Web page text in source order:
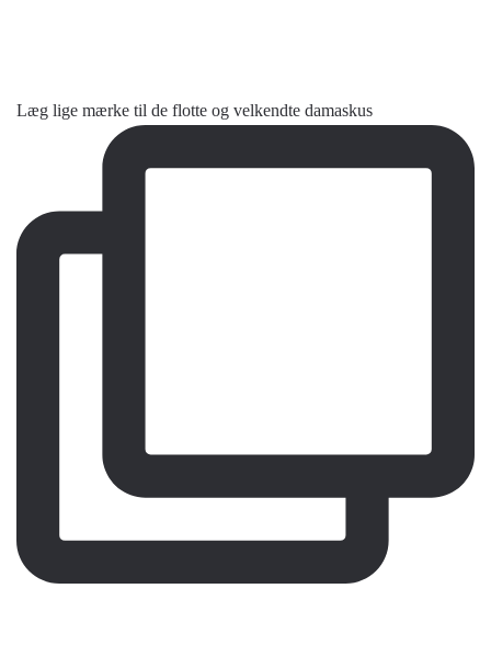
Læg lige mærke til de flotte og velkendte damaskus